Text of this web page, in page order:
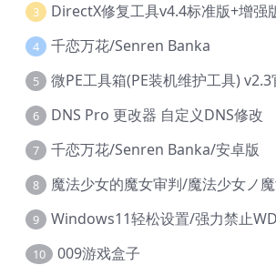
3 DirectX修复工具v4.4标准版+增强
4 千恋万花/Senren Banka
5 微PE工具箱(PE装机维护工具)
6 DNS Pro 更改器 自定义DNS修改
7 千恋万花/Senren Banka/安卓版
8 魔法少女的魔女审判/魔法少女ノ
9 Windows11轻松设置/强力禁止
10 009游戏盒子